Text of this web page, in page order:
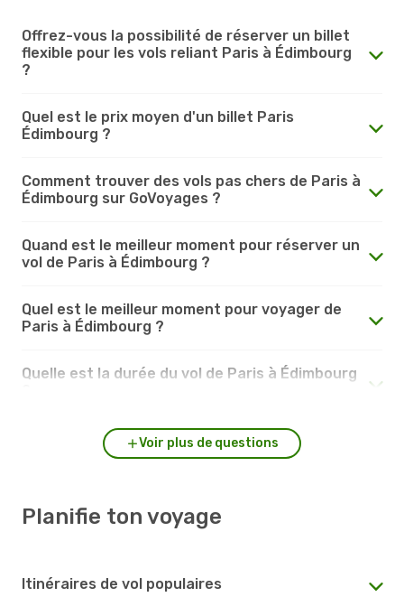
Offrez-vous la possibilité de réserver un billet
flexible pour les vols reliant Paris à Édimbourg
?
Quel est le prix moyen d'un billet Paris
Édimbourg ?
Comment trouver des vols pas chers de Paris à
Édimbourg sur GoVoyages ?
Quand est le meilleur moment pour réserver un
vol de Paris à Édimbourg ?
Quel est le meilleur moment pour voyager de
Paris à Édimbourg ?
Quelle est la durée du vol de Paris à Édimbourg
Voir plus de questions
Planifie ton voyage
Itinéraires de vol populaires